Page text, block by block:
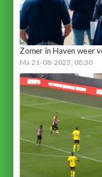
Zomer in Haven weer
Ma 21-08-2023, 08:30